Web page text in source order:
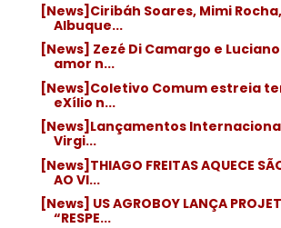
[News]Ciribáh Soares, Mimi
Albuque...
[News] Zezé Di Camargo e
amor n...
[News]Coletivo Comum estreia
eXílio n...
[News]Lançamentos
Virgi...
[News]THIAGO FREITAS AQUECE
AO VI...
[News] US AGROBOY LANÇA
“RESPE...